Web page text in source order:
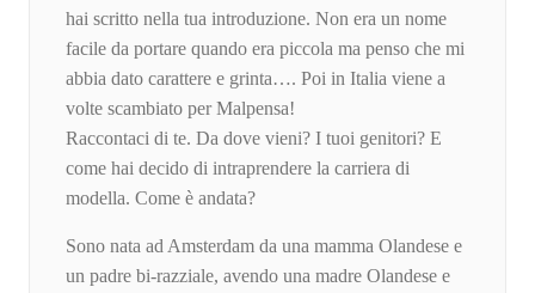
hai scritto nella tua introduzione. Non era un nome
facile da portare quando era piccola ma penso che mi
abbia dato carattere e grinta…. Poi in Italia viene a
volte scambiato per Malpensa!
Raccontaci di te. Da dove vieni? I tuoi genitori? E
come hai decido di intraprendere la carriera di
modella. Come è andata?
Sono nata ad Amsterdam da una mamma Olandese e
un padre bi-razziale, avendo una madre Olandese e